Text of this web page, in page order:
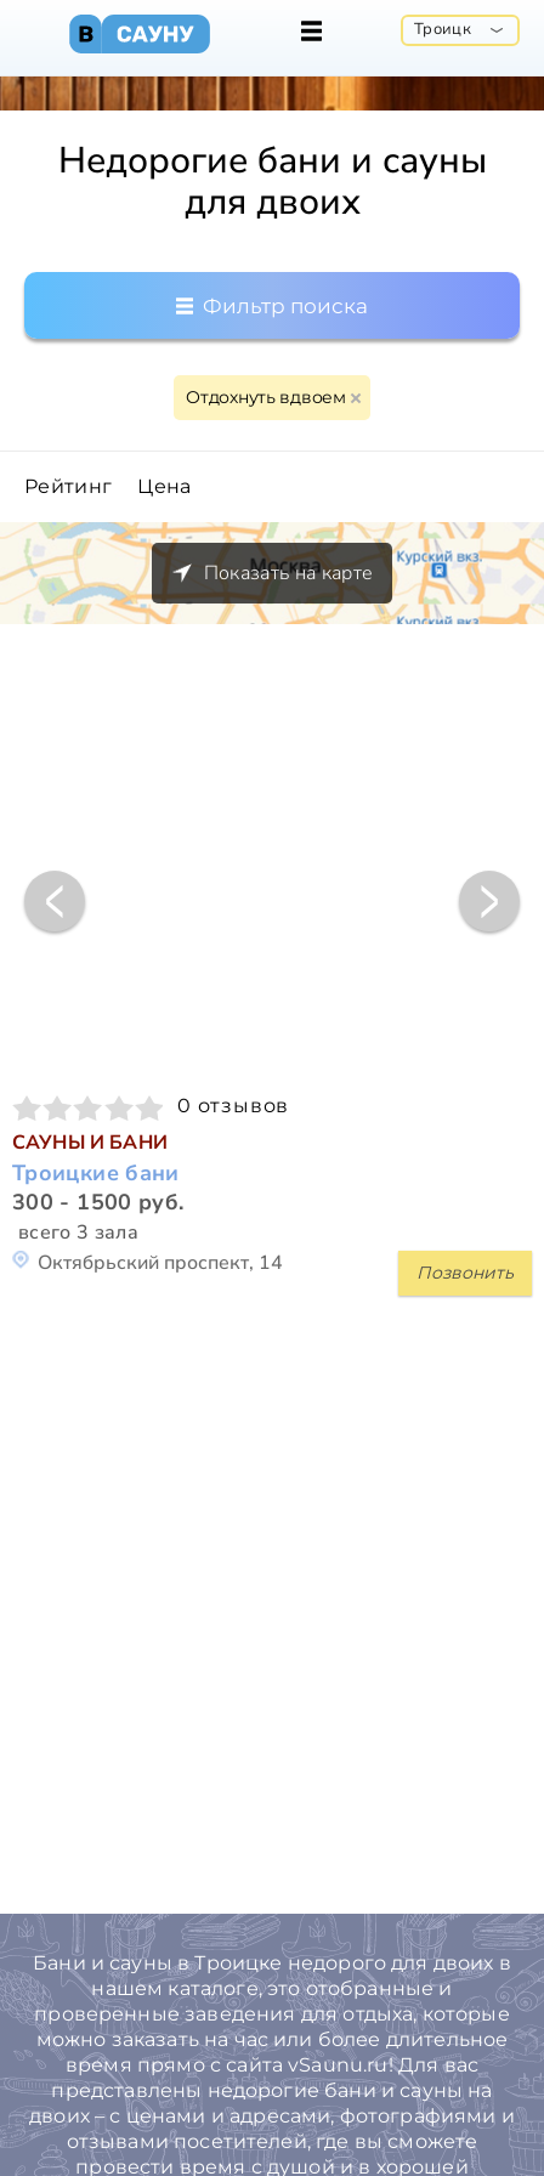
Троицк
Недорогие бани и сауны
для двоих
Фильтр поиска
Отдохнуть вдвоем
Рейтинг Цена
Показать на карте
0 отзывов
САУНЫ И БАНИ
Троицкие бани
300 - 1500 руб.
всего 3 зала
Позвонить
Октябрьский проспект, 14
Бани и сауны в Троицке недорого для двоих в
нашем каталоге, это отобранные и
проверенные заведения для отдыха, которые
можно заказать на час или более длительное
время прямо с сайта vSaunu.ru! Для вас
представлены недорогие бани и сауны на
двоих – с ценами и адресами, фотографиями и
отзывами посетителей, где вы сможете
провести время с душой и в хорошей